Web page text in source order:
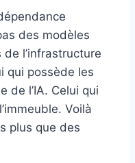
des modèles
l’infrastructure
qui possède les
de l’IA. Celui qui
Voilà
plus que des